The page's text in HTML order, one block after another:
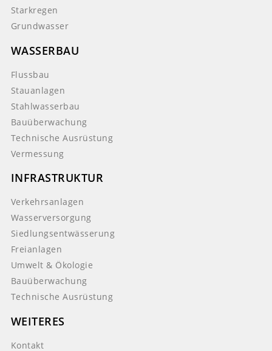
Starkregen
Grundwasser
WASSERBAU
Flussbau
Stauanlagen
Stahlwasserbau
Bauüberwachung
Technische Ausrüstung
Vermessung
INFRASTRUKTUR
Verkehrsanlagen
Wasserversorgung
Siedlungsentwässerung
Freianlagen
Umwelt & Ökologie
Bauüberwachung
Technische Ausrüstung
WEITERES
Kontakt